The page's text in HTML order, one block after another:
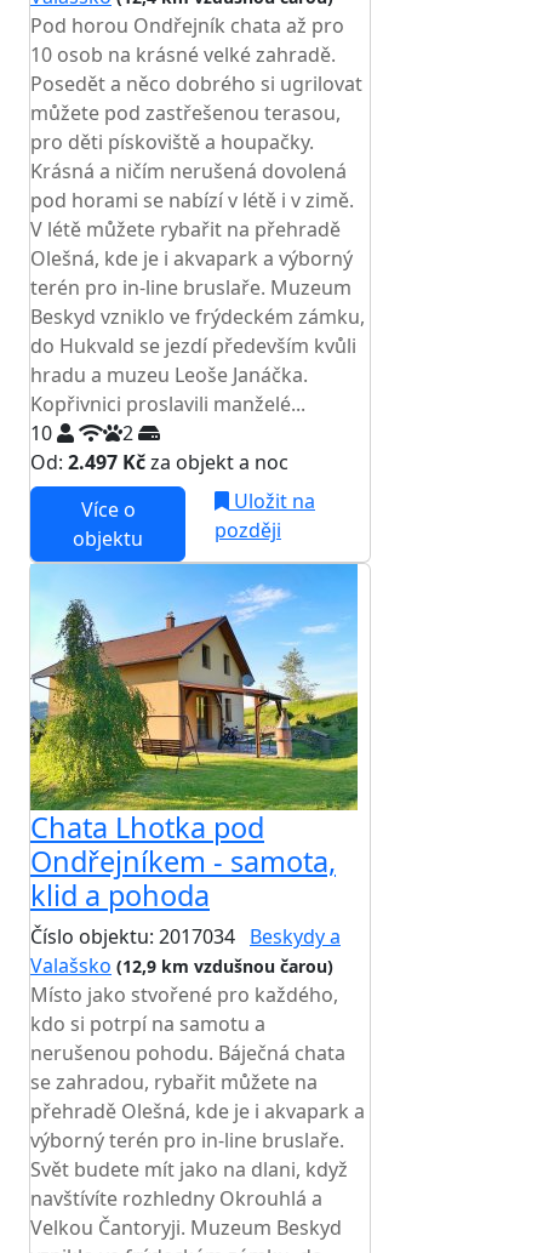
Pod horou Ondřejník chata až pro
10 osob na krásné velké zahradě.
Posedět a něco dobrého si ugrilovat
můžete pod zastřešenou terasou,
pro děti pískoviště a houpačky.
Krásná a ničím nerušená dovolená
pod horami se nabízí v létě i v zimě.
V létě můžete rybařit na přehradě
Olešná, kde je i akvapark a výborný
terén pro in-line bruslaře. Muzeum
Beskyd vzniklo ve frýdeckém zámku,
do Hukvald se jezdí především kvůli
hradu a muzeu Leoše Janáčka.
Kopřivnici proslavili manželé...
10
2
Od: 2.497 Kčza objekt a noc
Více o
objektu
Uložit na
později
Chata Lhotka pod
Ondřejníkem - samota,
klid a pohoda
Číslo objektu: 2017034 Beskydy a
Valašsko (12,9 km vzdušnou čarou)
Místo jako stvořené pro každého,
kdo si potrpí na samotu a
nerušenou pohodu. Báječná chata
se zahradou, rybařit můžete na
přehradě Olešná, kde je i akvapark a
výborný terén pro in-line bruslaře.
Svět budete mít jako na dlani, když
navštívíte rozhledny Okrouhlá a
Velkou Čantoryji. Muzeum Beskyd